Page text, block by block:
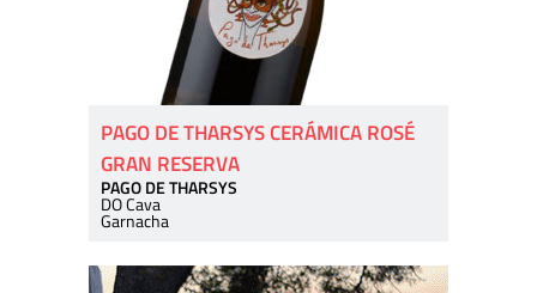
PAGO DE THARSYS CERÁMICA ROSÉ
GRAN RESERVA
PAGO DE THARSYS
DO Cava
Garnacha